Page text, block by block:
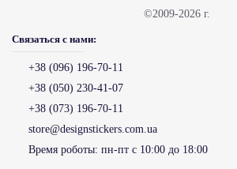
©2009-2026 г.
Связаться с нами:
+38 (096) 196-70-11
+38 (050) 230-41-07
+38 (073) 196-70-11
store@designstickers.com.ua
Время роботы: пн-пт с 10:00 до 18:00